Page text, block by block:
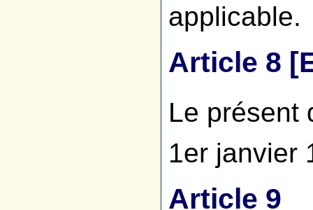
applicable.
Article 8
Le présent
1er janvier
Article 9